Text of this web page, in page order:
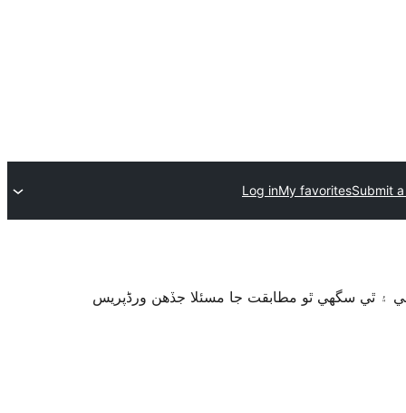
Submit
My favorites
Log in
۽ ٿي سگهي ٿو مطابقت جا مسئلا جڏهن ورڈپریس